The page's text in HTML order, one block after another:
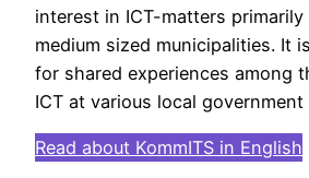
interest in ICT-matters primarily
medium sized municipalities. It
for shared experiences among
ICT at various local
Read about KommITS in English